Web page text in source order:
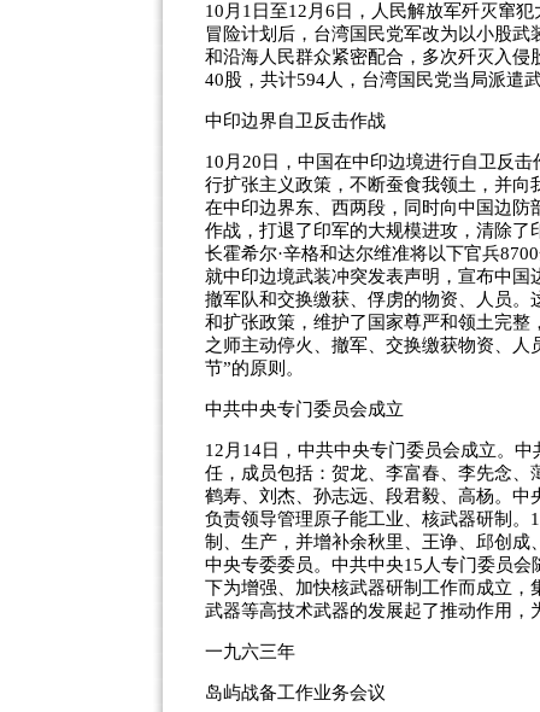
10月1日至12月6日，人民解放军歼灭窜
冒险计划后，台湾国民党军改为以小股
和沿海人民群众紧密配合，多次歼灭入
40股，共计594人，台湾国民党当局派遣
中印边界自卫反击作战
10月20日，中国在中印边境进行自卫反
行扩张主义政策，不断蚕食我领土，并向
在中印边界东、西两段，同时向中国边
作战，打退了印军的大规模进攻，清除
长霍希尔·辛格和达尔维准将以下官兵
就中印边境武装冲突发表声明，宣布中
撤军队和交换缴获、俘虏的物资、人员
和扩张政策，维护了国家尊严和领土完
之师主动停火、撤军、交换缴获物资、
节”的原则。
中共中央专门委员会成立
12月14日，中共中央专门委员会成立。
任，成员包括：贺龙、李富春、李先念
鹤寿、刘杰、孙志远、段君毅、高杨。
负责领导管理原子能工业、核武器研制
制、生产，并增补余秋里、王诤、邱创
中央专委委员。中共中央15人专门委员
下为增强、加快核武器研制工作而成立
武器等高技术武器的发展起了推动作用
一九六三年
岛屿战备工作业务会议